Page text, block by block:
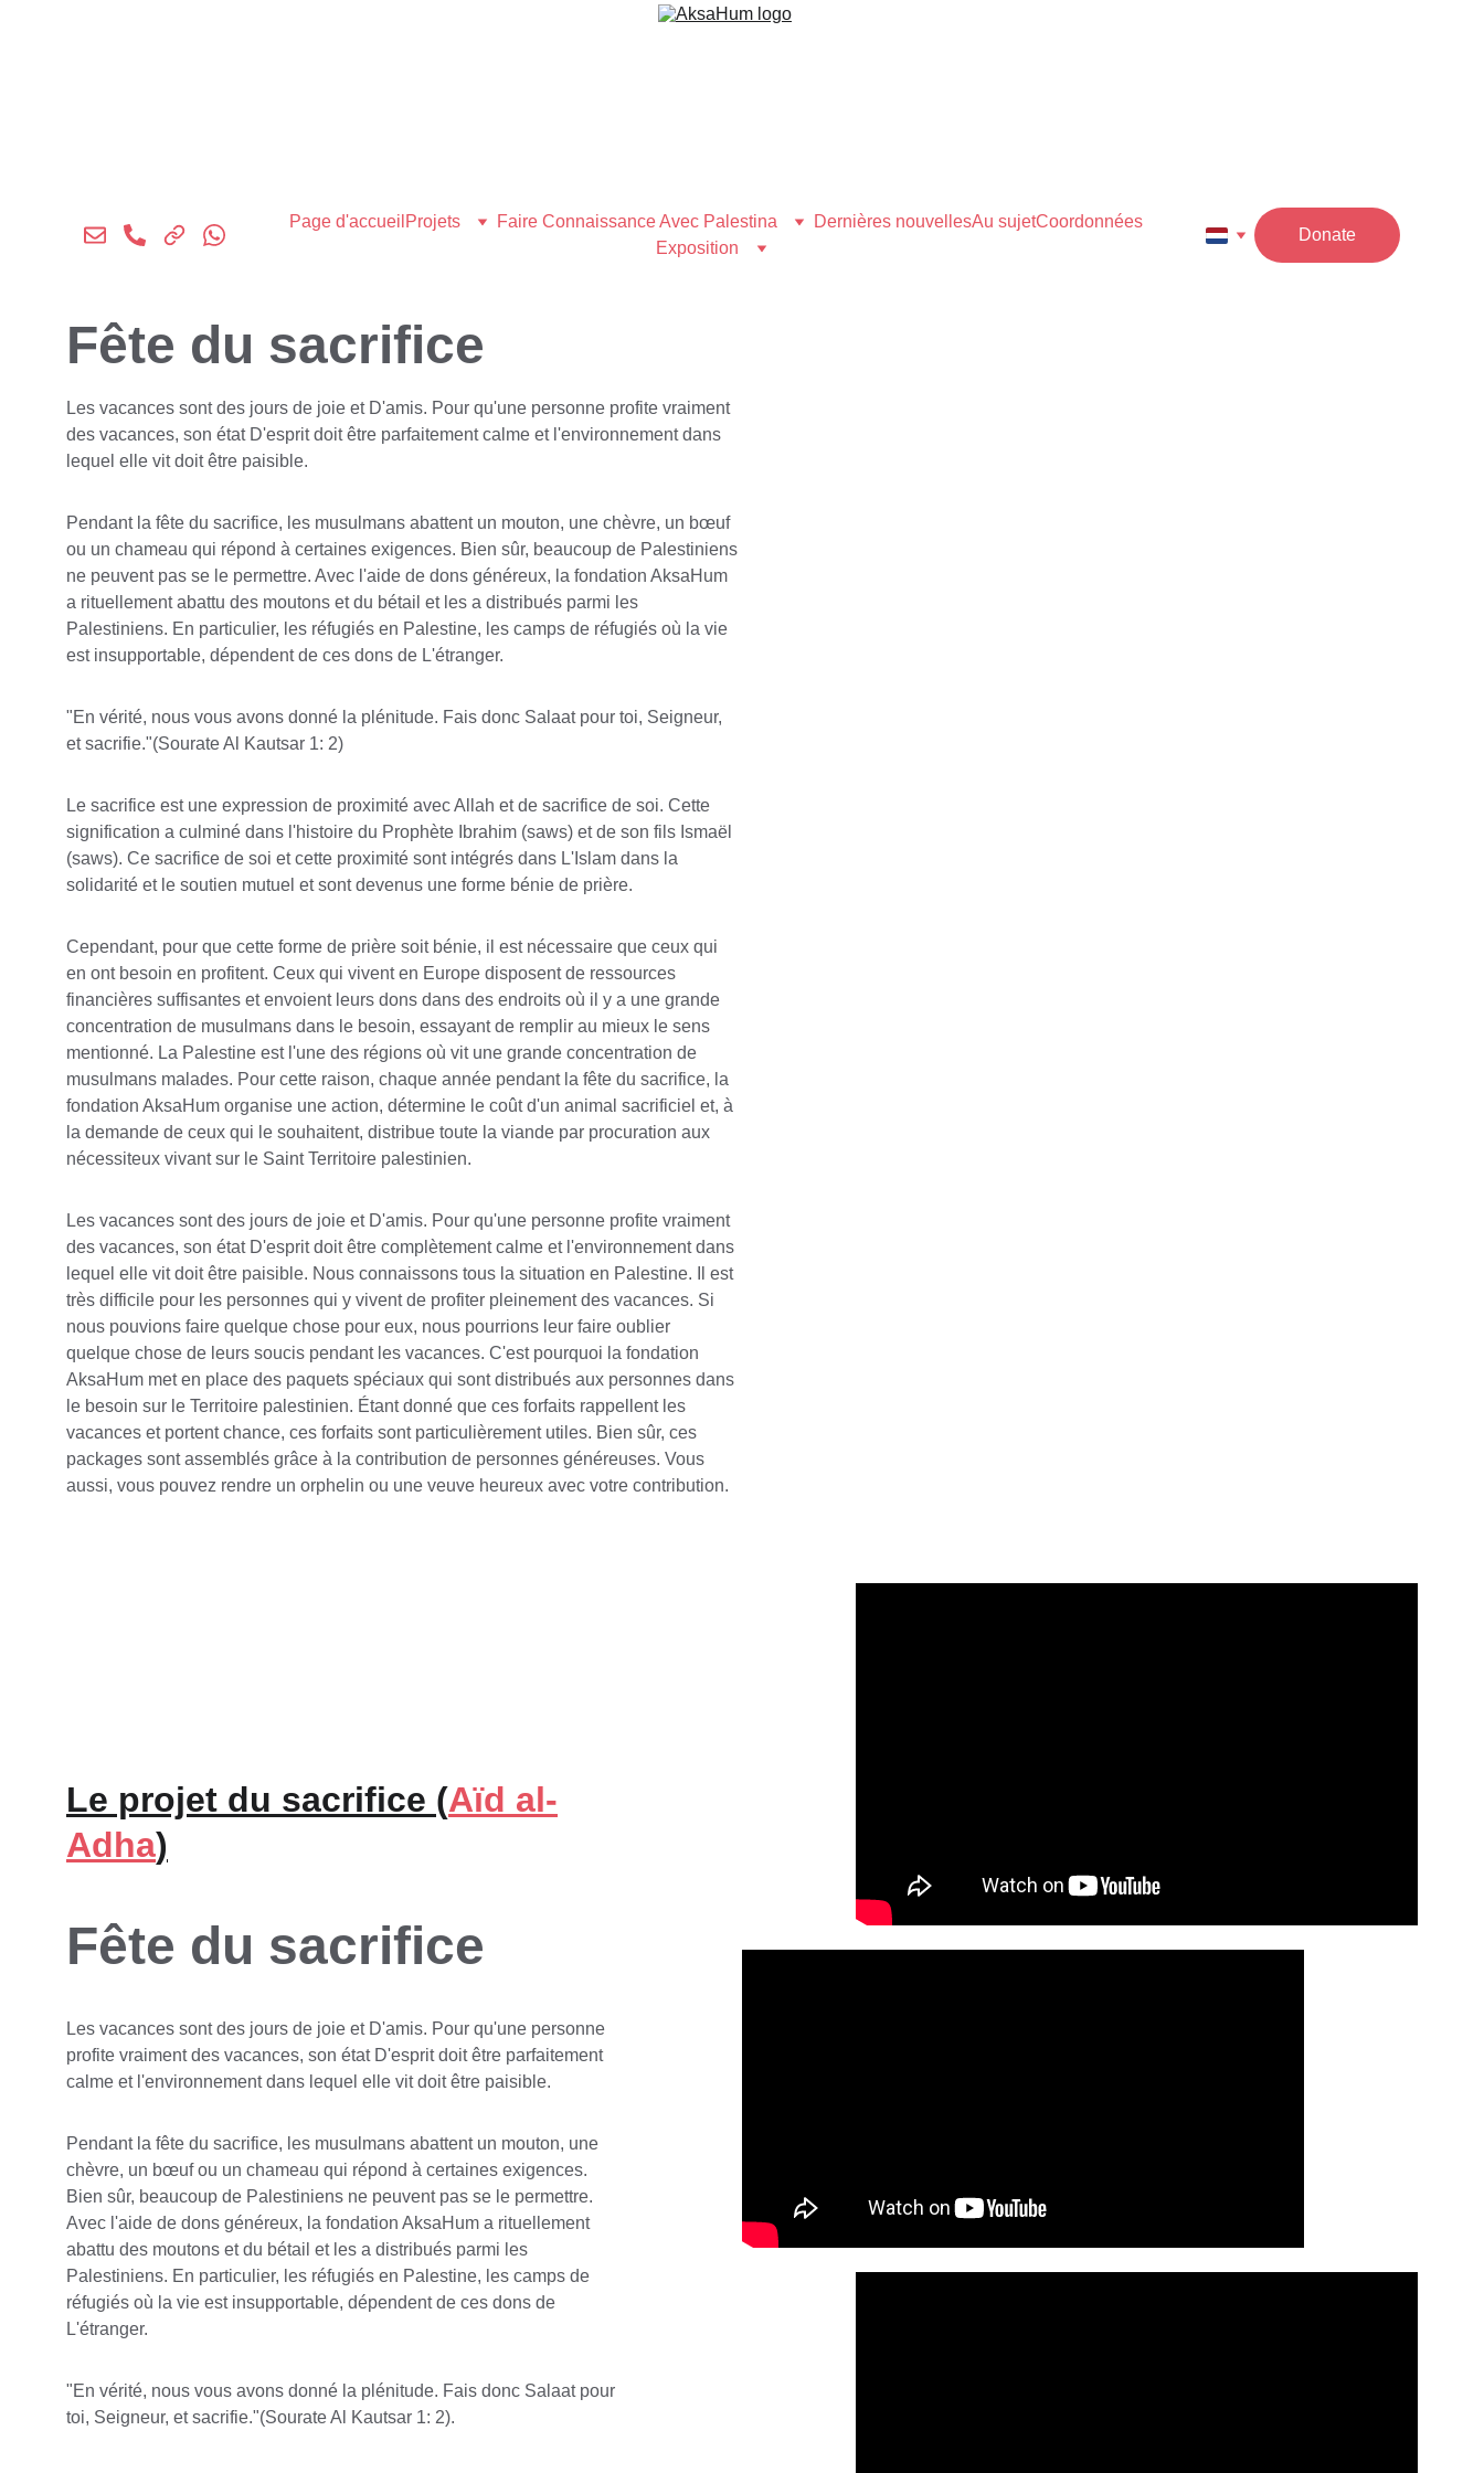
Page d'accueil Projets Faire Connaissance Avec Palestina Dernières nouvellesAu sujetCoordonnées
Exposition
Donate
Fête du sacrifice
Les vacances sont des jours de joie et D'amis. Pour qu'une personne profite vraiment
des vacances, son état D'esprit doit être parfaitement calme et l'environnement dans
lequel elle vit doit être paisible.
Pendant la fête du sacrifice, les musulmans abattent un mouton, une chèvre, un bœuf
ou un chameau qui répond à certaines exigences. Bien sûr, beaucoup de Palestiniens
ne peuvent pas se le permettre. Avec l'aide de dons généreux, la fondation AksaHum
a rituellement abattu des moutons et du bétail et les a distribués parmi les
Palestiniens. En particulier, les réfugiés en Palestine, les camps de réfugiés où la vie
est insupportable, dépendent de ces dons de L'étranger.
"En vérité, nous vous avons donné la plénitude. Fais donc Salaat pour toi, Seigneur,
et sacrifie."(Sourate Al Kautsar 1: 2)
Le sacrifice est une expression de proximité avec Allah et de sacrifice de soi. Cette
signification a culminé dans l'histoire du Prophète Ibrahim (saws) et de son fils Ismaël
(saws). Ce sacrifice de soi et cette proximité sont intégrés dans L'Islam dans la
solidarité et le soutien mutuel et sont devenus une forme bénie de prière.
Cependant, pour que cette forme de prière soit bénie, il est nécessaire que ceux qui
en ont besoin en profitent. Ceux qui vivent en Europe disposent de ressources
financières suffisantes et envoient leurs dons dans des endroits où il y a une grande
concentration de musulmans dans le besoin, essayant de remplir au mieux le sens
mentionné. La Palestine est l'une des régions où vit une grande concentration de
musulmans malades. Pour cette raison, chaque année pendant la fête du sacrifice, la
fondation AksaHum organise une action, détermine le coût d'un animal sacrificiel et, à
la demande de ceux qui le souhaitent, distribue toute la viande par procuration aux
nécessiteux vivant sur le Saint Territoire palestinien.
Les vacances sont des jours de joie et D'amis. Pour qu'une personne profite vraiment
des vacances, son état D'esprit doit être complètement calme et l'environnement dans
lequel elle vit doit être paisible. Nous connaissons tous la situation en Palestine. Il est
très difficile pour les personnes qui y vivent de profiter pleinement des vacances. Si
nous pouvions faire quelque chose pour eux, nous pourrions leur faire oublier
quelque chose de leurs soucis pendant les vacances. C'est pourquoi la fondation
AksaHum met en place des paquets spéciaux qui sont distribués aux personnes dans
le besoin sur le Territoire palestinien. Étant donné que ces forfaits rappellent les
vacances et portent chance, ces forfaits sont particulièrement utiles. Bien sûr, ces
packages sont assemblés grâce à la contribution de personnes généreuses. Vous
aussi, vous pouvez rendre un orphelin ou une veuve heureux avec votre contribution.
Le projet du sacrifice (Aïd al-
Adha)
Fête du sacrifice
Les vacances sont des jours de joie et D'amis. Pour qu'une personne
profite vraiment des vacances, son état D'esprit doit être parfaitement
calme et l'environnement dans lequel elle vit doit être paisible.
Pendant la fête du sacrifice, les musulmans abattent un mouton, une
chèvre, un bœuf ou un chameau qui répond à certaines exigences.
Bien sûr, beaucoup de Palestiniens ne peuvent pas se le permettre.
Avec l'aide de dons généreux, la fondation AksaHum a rituellement
abattu des moutons et du bétail et les a distribués parmi les
Palestiniens. En particulier, les réfugiés en Palestine, les camps de
réfugiés où la vie est insupportable, dépendent de ces dons de
L'étranger.
"En vérité, nous vous avons donné la plénitude. Fais donc Salaat pour
toi, Seigneur, et sacrifie."(Sourate Al Kautsar 1: 2).